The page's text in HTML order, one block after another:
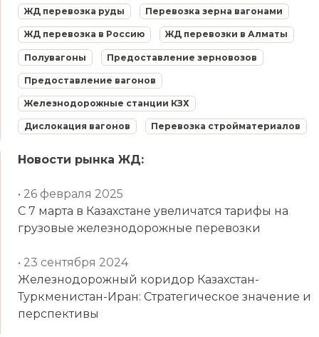
ЖД перевозка руды Перевозка зерна вагонами
ЖД перевозка в Россию ЖД перевозки в Алматы
Полувагоны Предоставление зерновозов
Предоставление вагонов
Железнодорожные станции КЗХ
Дислокация вагонов Перевозка стройматериалов
Новости рынка ЖД:
• 26 февраля 2025
С 7 марта в Казахстане увеличатся тарифы на
грузовые железнодорожные перевозки
• 23 сентября 2024
Железнодорожный коридор Казахстан-
Туркменистан-Иран: Стратегическое значение и
перспективы